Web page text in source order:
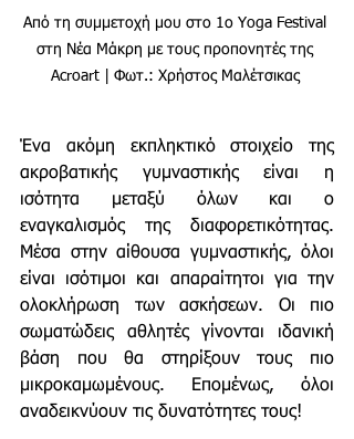
Από τη συμμετοχή μου στο 1ο Yoga Festival
στη Νέα Μάκρη με τους προπονητές της
Acroart | Φωτ.: Χρήστος Μαλέτσικας
Ένα ακόμη εκπληκτικό στοιχείο της
ακροβατικής γυμναστικής είναι η
ισότητα μεταξύ όλων και ο
εναγκαλισμός της διαφορετικότητας.
Μέσα στην αίθουσα γυμναστικής, όλοι
είναι ισότιμοι και απαραίτητοι για την
ολοκλήρωση των ασκήσεων. Οι πιο
σωματώδεις αθλητές γίνονται ιδανική
βάση που θα στηρίξουν τους πιο
μικροκαμωμένους. Επομένως, όλοι
αναδεικνύουν τις δυνατότητες τους!